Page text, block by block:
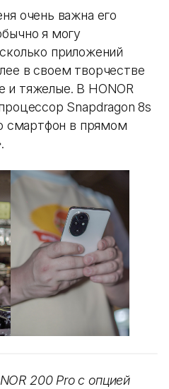
очень важна его
я могу
приложений
в своем творчестве
и тяжелые. В HONOR
Snapdragon 8s
смартфон в прямом
200 Pro с опцией